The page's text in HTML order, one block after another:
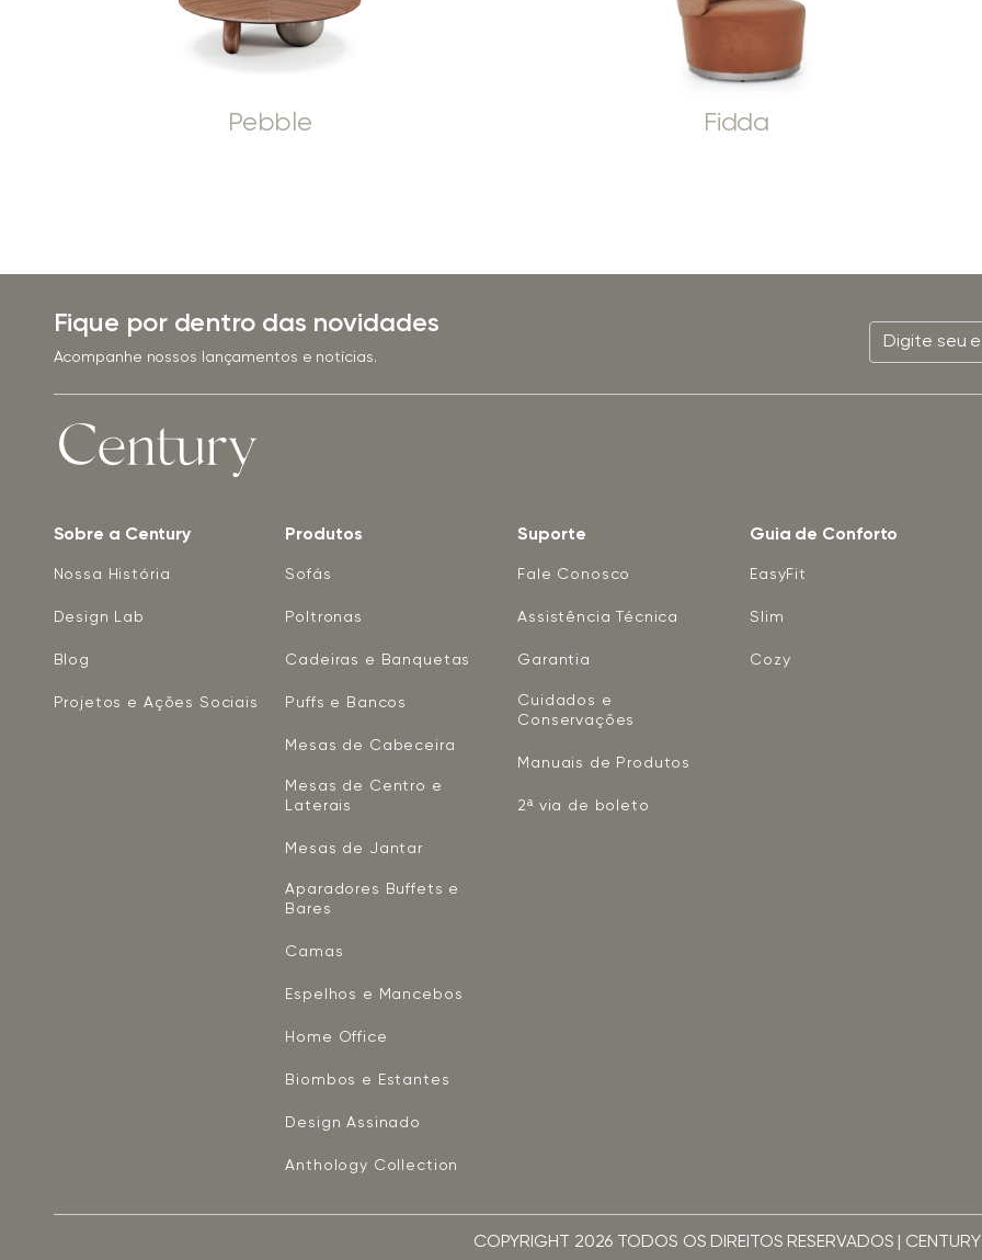
Pebble Fidda
Fique por dentro das novidades
Acompanhe nossos lançamentos e notícias.
Sobre a Century
Nossa História
Design Lab
Blog
Projetos e Ações Sociais
Produtos
Sofás
Poltronas
Cadeiras e Banquetas
Puffs e Bancos
Mesas de Cabeceira
Mesas de Centro e
Laterais
Mesas de Jantar
Aparadores Buffets e
Bares
Camas
Espelhos e Mancebos
Home Office
Biombos e Estantes
Design Assinado
Anthology Collection
Suporte
Fale Conosco
Assistência Técnica
Garantia
Cuidados e
Conservações
Manuais de Produtos
2ª via de boleto
Guia de Conforto
EasyFit
Slim
Cozy
COPYRIGHT 2026 TODOS OS DIREITOS RESERVADOS |